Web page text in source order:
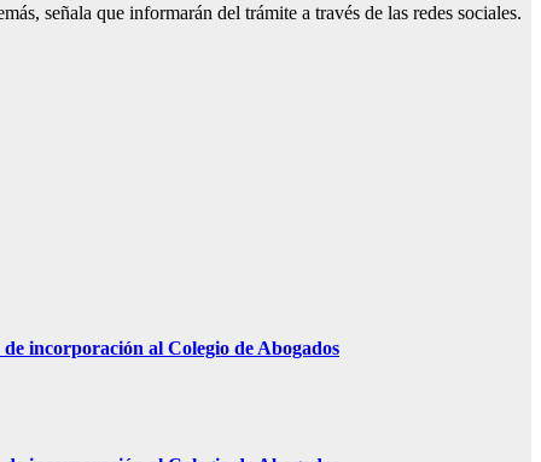
señala que informarán del trámite a través de las redes sociales.
incorporación al Colegio de Abogados